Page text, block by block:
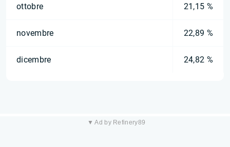
ottobre 21,15 %
novembre 22,89 %
dicembre 24,82 %
▼ Ad by Refinery89